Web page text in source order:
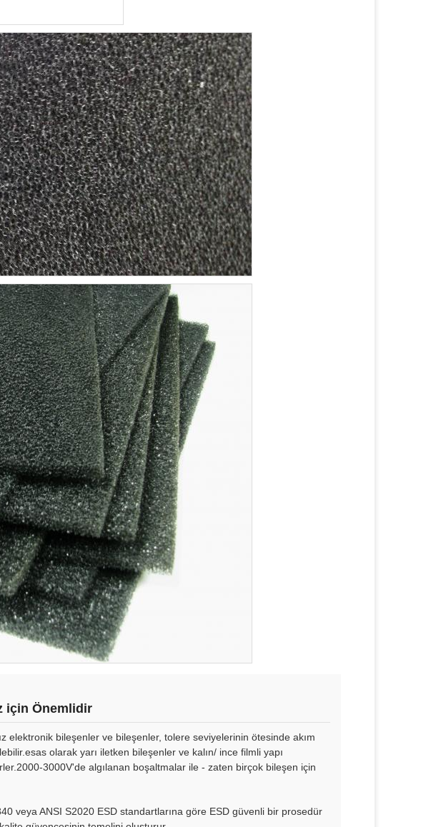
için Önemlidir
elektronik bileşenler ve bileşenler, tolere seviyelerinin ötesinde akım
olarak yarı iletken bileşenler ve kalın/ ince filmli yapı
3000V'de algılanan boşaltmalar ile - zaten birçok bileşen için
veya ANSI S2020 ESD standartlarına göre ESD güvenli bir prosedür